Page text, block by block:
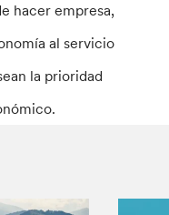
hacer empresa,
al servicio
la prioridad